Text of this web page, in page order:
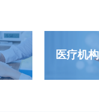
医疗机